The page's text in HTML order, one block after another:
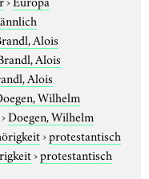
Alois
Alois
Alois
Wilhelm
Doegen, Wilhelm
›protestantisch
›protestantisch